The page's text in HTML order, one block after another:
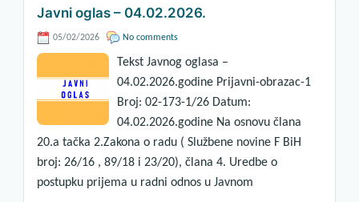
Javni oglas – 04.02.2026.
05/02/2026 No comments
Tekst Javnog oglasa –
04.02.2026.godine Prijavni-obrazac-1
Broj: 02-173-1/26 Datum:
04.02.2026.godine Na osnovu člana
20.a tačka 2.Zakona o radu ( Službene novine F BiH
broj: 26/16 , 89/18 i 23/20), člana 4. Uredbe o
postupku prijema u radni odnos u Javnom